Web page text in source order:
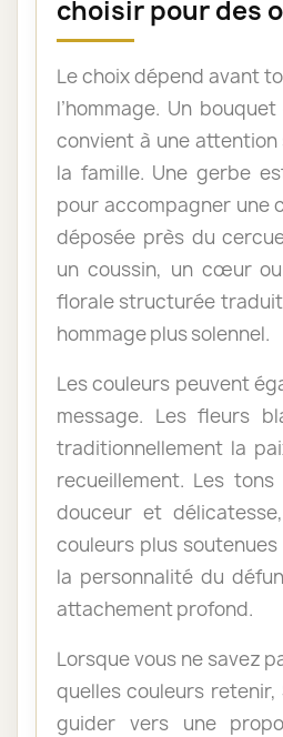
choisir pour des
Le choix dépend avant
l’hommage. Un
convient à une
la famille. Une gerbe
pour accompagner une
déposée près du
un coussin, un cœur
florale structurée
hommage plus solennel.
Les couleurs peuvent
message. Les fleurs
traditionnellement la
recueillement. Les
douceur et
couleurs plus
la personnalité du
attachement profond.
Lorsque vous ne savez
quelles couleurs
guider vers une